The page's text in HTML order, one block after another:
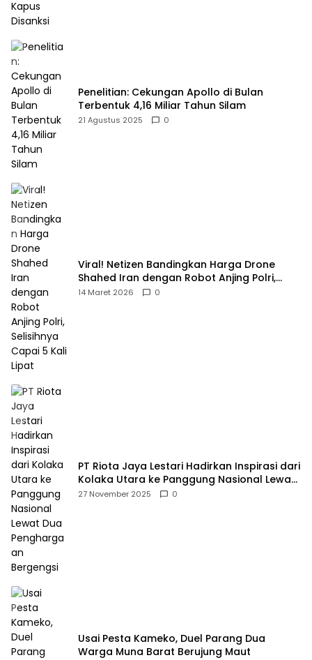
Penelitian: Cekungan Apollo di Bulan
Terbentuk 4,16 Miliar Tahun Silam
21 Agustus 2025 0
Viral! Netizen Bandingkan Harga Drone
Shahed Iran dengan Robot Anjing Polri,
Selisihnya Capai 5 Kali Lipat
14 Maret 2026 0
PT Riota Jaya Lestari Hadirkan Inspirasi dari
Kolaka Utara ke Panggung Nasional Lewat
Dua Penghargaan Bergengsi
27 November 2025 0
Usai Pesta Kameko, Duel Parang Dua
Warga Muna Barat Berujung Maut